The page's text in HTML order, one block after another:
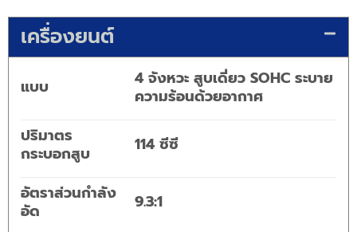
เครื่องยนต์
แบบ
4 จังหวะ สูบเดี่ยว SOHC ระบาย
ความร้อนด้วยอากาศ
ปริมาตร
กระบอกสูบ
114 ซีซี
อัตราส่วนกำลัง
อัด
9.3:1